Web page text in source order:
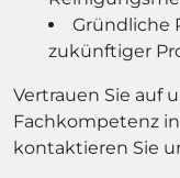
Gründliche
zukünftiger
Vertrauen Sie auf
Fachkompetenz
kontaktieren Sie